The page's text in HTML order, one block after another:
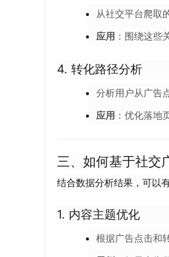
从社交平台爬取
应用 ：围绕这些
4. 转化路径分析
分析用户从广告
应用 ：优化落地
三、如何基于社交
结合数据分析结果，可以
1. 内容主题优化
根据广告点击和